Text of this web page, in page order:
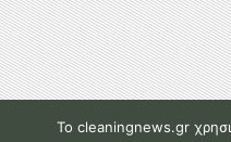
To cleaningnews.gr